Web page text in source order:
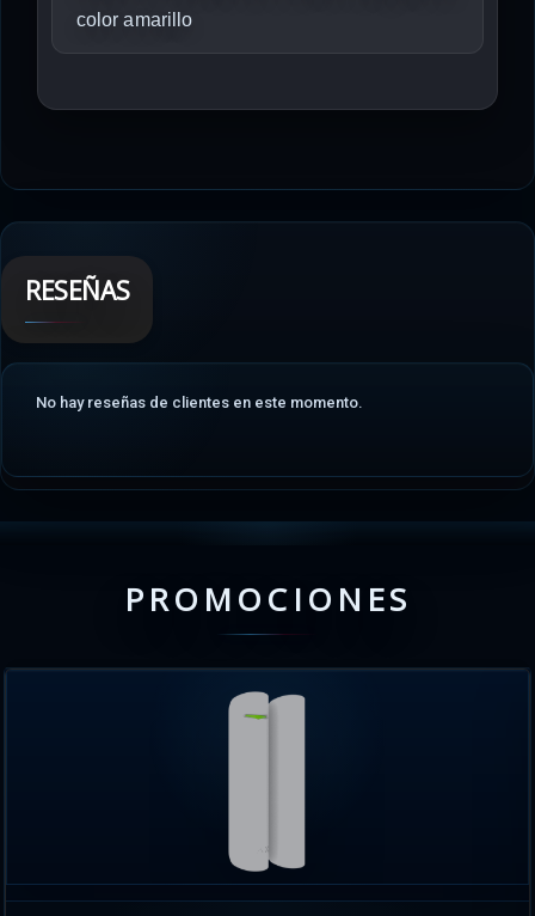
color amarillo
RESEÑAS
No hay reseñas de clientes en este momento.
PROMOCIONES